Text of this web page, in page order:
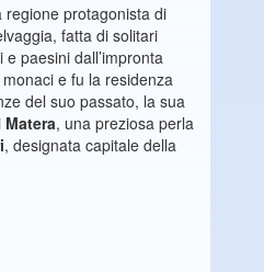
regione protagonista di
fatta di solitari
paesini dall’impronta
e fu la residenza
del suo passato, la sua
Matera, una preziosa perla
, designata capitale della